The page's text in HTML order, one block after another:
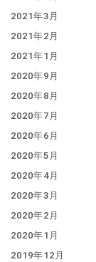
2021年3月
2021年2月
2021年1月
2020年9月
2020年8月
2020年7月
2020年6月
2020年5月
2020年4月
2020年3月
2020年2月
2020年1月
2019年12月